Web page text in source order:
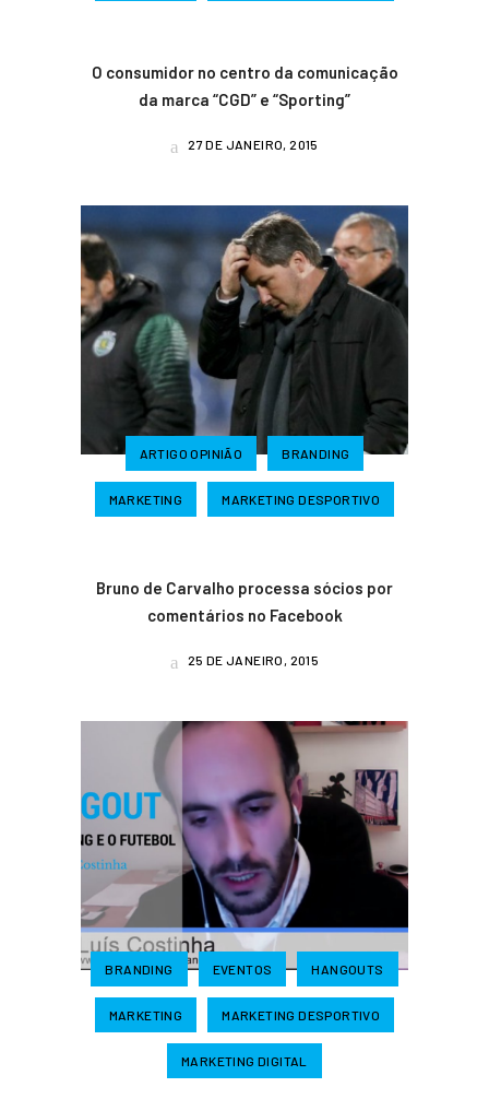
O consumidor no centro da comunicação
da marca “CGD” e “Sporting”
27 DE JANEIRO, 2015
ARTIGO OPINIÃO BRANDING
MARKETING MARKETING DESPORTIVO
Bruno de Carvalho processa sócios por
comentários no Facebook
25 DE JANEIRO, 2015
BRANDING EVENTOS HANGOUTS
MARKETING MARKETING DESPORTIVO
MARKETING DIGITAL